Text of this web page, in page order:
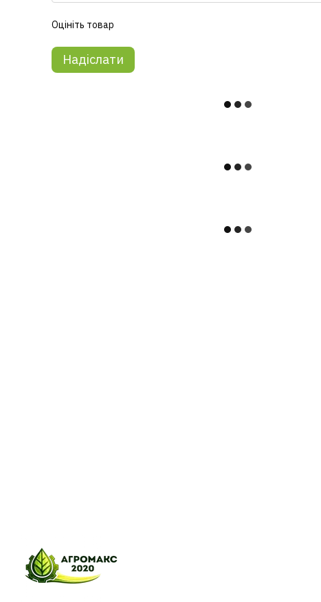
Оцініть товар
Надіслати